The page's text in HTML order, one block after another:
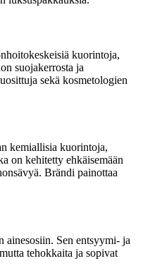
kuorintoja,
suojakerrosta ja
sekä kosmetologien
kemiallisia kuorintoja,
on kehitetty ehkäisemään
Brändi painottaa
Sen entsyymi- ja
tehokkaita ja sopivat